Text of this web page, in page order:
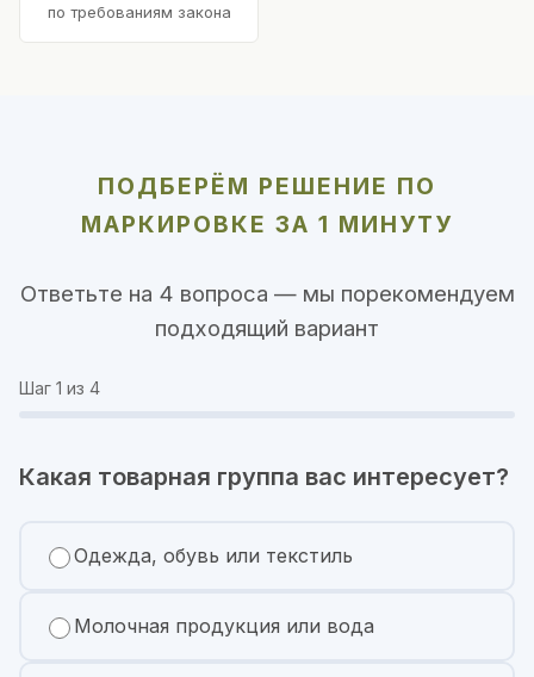
по требованиям закона
ПОДБЕРЁМ РЕШЕНИЕ ПО
МАРКИРОВКЕ ЗА 1 МИНУТУ
Ответьте на 4 вопроса — мы порекомендуем
подходящий вариант
Шаг 1 из 4
Какая товарная группа вас интересует?
Одежда, обувь или текстиль
Молочная продукция или вода